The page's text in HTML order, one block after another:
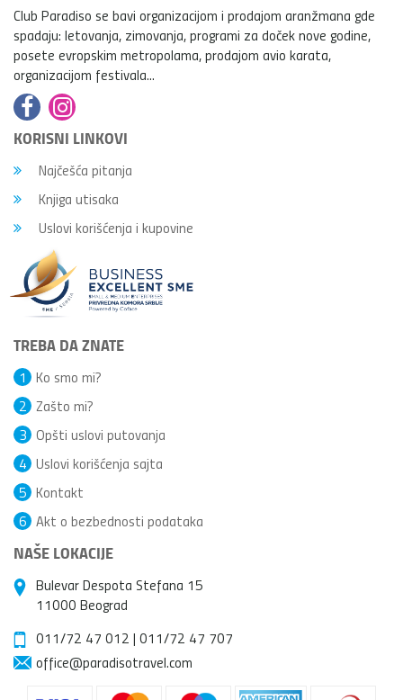
Club Paradiso se bavi organizacijom i prodajom aranžmana gde
spadaju: letovanja, zimovanja, programi za doček nove godine,
posete evropskim metropolama, prodajom avio karata,
organizacijom festivala...
KORISNI LINKOVI
Najčešća pitanja
Knjiga utisaka
Uslovi korišćenja i kupovine
TREBA DA ZNATE
Ko smo mi?
1
Zašto mi?
2
Opšti uslovi putovanja
3
Uslovi korišćenja sajta
4
Kontakt
5
Akt o bezbednosti podataka
6
NAŠE LOKACIJE
Bulevar Despota Stefana 15
11000 Beograd
011/72 47 012 | 011/72 47 707
office@paradisotravel.com